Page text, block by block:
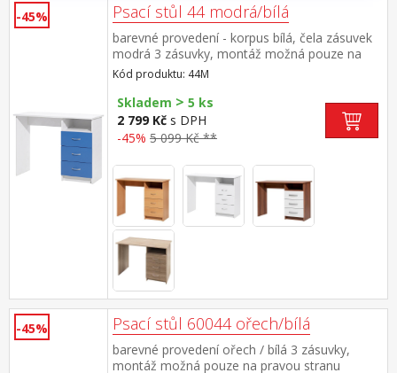
-45% Psací stůl 44 modrá/bílá
barevné provedení - korpus bílá, čela zásuvek
modrá 3 zásuvky, montáž možná pouze na
pravou stranu
Kód produktu: 44M
Skladem > 5 ks
2 799 Kč s DPH
-45% 5 099 Kč **
-45% Psací stůl 60044 ořech/bílá
barevné provedení ořech / bílá 3 zásuvky,
montáž možná pouze na pravou stranu